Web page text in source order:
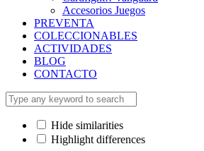
Accesorios Juegos
PREVENTA
COLECCIONABLES
ACTIVIDADES
BLOG
CONTACTO
Hide similarities
Highlight differences